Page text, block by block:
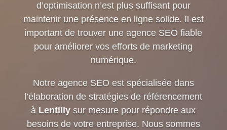
d’optimisation n’est plus suffisant pour
maintenir une présence en ligne solide. Il est
important de trouver une agence SEO fiable
pour améliorer vos efforts de marketing
numérique.
Notre agence SEO est spécialisée dans
l’élaboration de stratégies de référencement
à Lentilly sur mesure pour répondre aux
besoins de votre entreprise. Nous sommes